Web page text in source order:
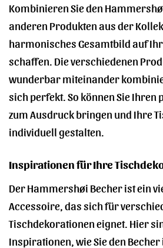
Kombinieren Sie den
anderen Produkten aus der
harmonisches Gesamtbild auf
schaffen. Die verschiedenen
wunderbar miteinander
sich perfekt. So können Sie Ihren
zum Ausdruck bringen und Ihre
individuell gestalten.
Inspirationen für Ihre
Der Hammershøi Becher ist ein
Accessoire, das sich für
Tischdekorationen eignet. Hier
Inspirationen, wie Sie den Becher